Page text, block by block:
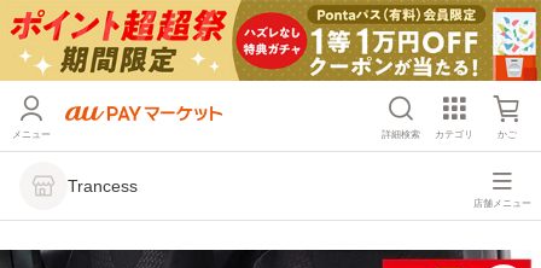
メニュー 詳細検索 カテゴリ かご
Trancess
店舗メニュー